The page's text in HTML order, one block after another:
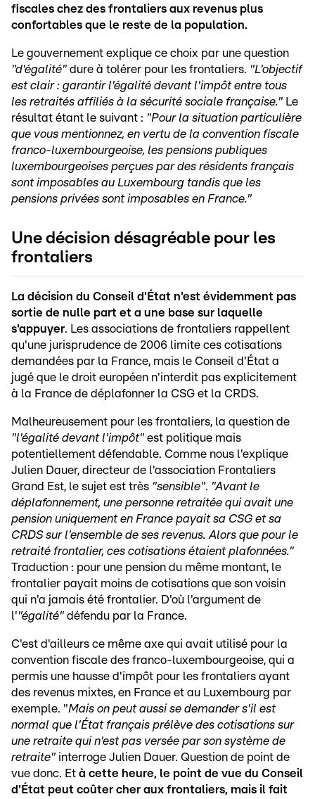
fiscales chez des frontaliers aux revenus plus
confortables que le reste de la population.
Le gouvernement explique ce choix par une question
"d'égalité" dure à tolérer pour les frontaliers. "L'objectif
est clair : garantir l'égalité devant l'impôt entre tous
les retraités affiliés à la sécurité sociale française." Le
résultat étant le suivant : "Pour la situation particulière
que vous mentionnez, en vertu de la convention fiscale
franco-luxembourgeoise, les pensions publiques
luxembourgeoises perçues par des résidents français
sont imposables au Luxembourg tandis que les
pensions privées sont imposables en France."
Une décision désagréable pour les
frontaliers
La décision du Conseil d'État n'est évidemment pas
sortie de nulle part et a une base sur laquelle
s'appuyer. Les associations de frontaliers rappellent
qu'une jurisprudence de 2006 limite ces cotisations
demandées par la France, mais le Conseil d'État a
jugé que le droit européen n'interdit pas explicitement
à la France de déplafonner la CSG et la CRDS.
Malheureusement pour les frontaliers, la question de
"l'égalité devant l'impôt" est politique mais
potentiellement défendable. Comme nous l'explique
Julien Dauer, directeur de l'association Frontaliers
Grand Est, le sujet est très "sensible". "Avant le
déplafonnement, une personne retraitée qui avait une
pension uniquement en France payait sa CSG et sa
CRDS sur l'ensemble de ses revenus. Alors que pour le
retraité frontalier, ces cotisations étaient plafonnées."
Traduction : pour une pension du même montant, le
frontalier payait moins de cotisations que son voisin
qui n'a jamais été frontalier. D'où l'argument de
l'"égalité" défendu par la France.
C'est d'ailleurs ce même axe qui avait utilisé pour la
convention fiscale des franco-luxembourgeoise, qui a
permis une hausse d'impôt pour les frontaliers ayant
des revenus mixtes, en France et au Luxembourg par
exemple. "Mais on peut aussi se demander s'il est
normal que l'État français prélève des cotisations sur
une retraite qui n'est pas versée par son système de
retraite" interroge Julien Dauer. Question de point de
vue donc. Et à cette heure, le point de vue du Conseil
d'État peut coûter cher aux frontaliers, mais il fait